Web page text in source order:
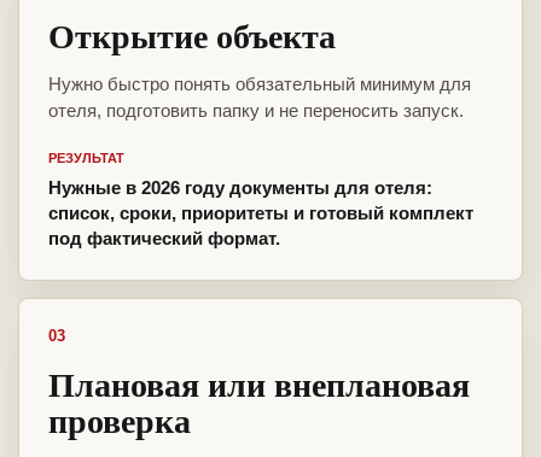
Открытие объекта
Нужно быстро понять обязательный минимум для
отеля, подготовить папку и не переносить запуск.
РЕЗУЛЬТАТ
Нужные в 2026 году документы для отеля:
список, сроки, приоритеты и готовый комплект
под фактический формат.
03
Плановая или внеплановая
проверка